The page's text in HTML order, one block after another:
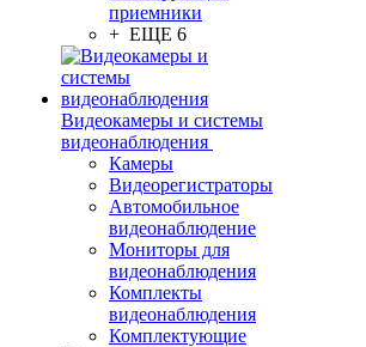
приемники
+ ЕЩЕ 6
Видеокамеры и системы
видеонаблюдения
Камеры
Видеорегистраторы
Автомобильное
видеонаблюдение
Мониторы для
видеонаблюдения
Комплекты
видеонаблюдения
Комплектующие